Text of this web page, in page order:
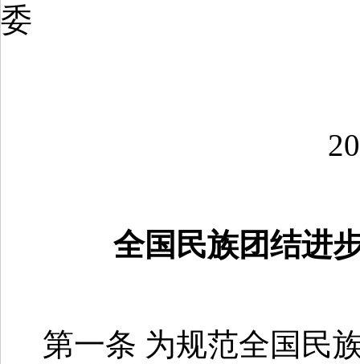
委
全国民族团结进
第一条 为规范全国民